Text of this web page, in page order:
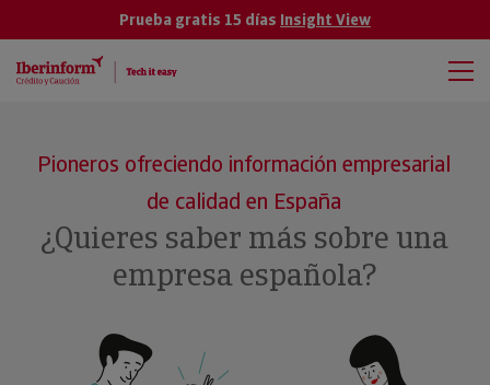
Prueba gratis 15 días Insight View
Pioneros ofreciendo información empresarial
de calidad en España
¿Quieres saber más sobre una
empresa española?